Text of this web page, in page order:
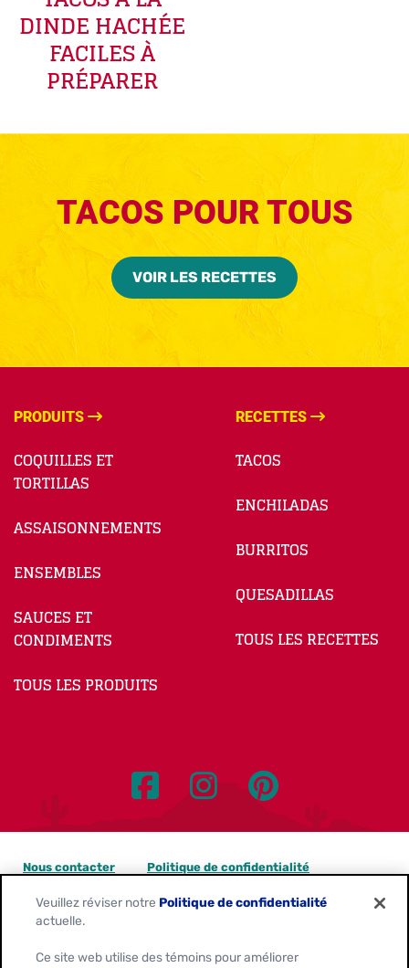
DINDE HACHÉE
FACILES À
PRÉPARER
TACOS POUR TOUS
VOIR LES RECETTES
PRODUITS
COQUILLES ET
TORTILLAS
ASSAISONNEMENTS
ENSEMBLES
SAUCES ET
CONDIMENTS
TOUS LES PRODUITS
RECETTES
TACOS
ENCHILADAS
BURRITOS
QUESADILLAS
TOUS LES RECETTES
Nous contacter Politique de confidentialité
Avis sur les témoins
Veuillez réviser notre Politique de confidentialité
actuelle.
Ce site web utilise des témoins pour améliorer